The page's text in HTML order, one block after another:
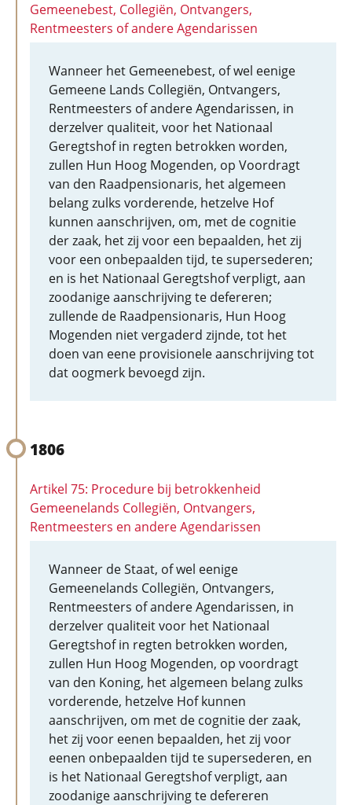
Gemeenebest, Collegiën, Ontvangers,
Rentmeesters of andere Agendarissen
Wanneer het Gemeenebest, of wel eenige
Gemeene Lands Collegiën, Ontvangers,
Rentmeesters of andere Agendarissen, in
derzelver qualiteit, voor het Nationaal
Geregtshof in regten betrokken worden,
zullen Hun Hoog Mogenden, op Voordragt
van den Raadpensionaris, het algemeen
belang zulks vorderende, hetzelve Hof
kunnen aanschrijven, om, met de cognitie
der zaak, het zij voor een bepaalden, het zij
voor een onbepaalden tijd, te supersederen;
en is het Nationaal Geregtshof verpligt, aan
zoodanige aanschrijving te defereren;
zullende de Raadpensionaris, Hun Hoog
Mogenden niet vergaderd zijnde, tot het
doen van eene provisionele aanschrijving tot
dat oogmerk bevoegd zijn.
1806
Artikel 75: Procedure bij betrokkenheid
Gemeenelands Collegiën, Ontvangers,
Rentmeesters en andere Agendarissen
Wanneer de Staat, of wel eenige
Gemeenelands Collegiën, Ontvangers,
Rentmeesters of andere Agendarissen, in
derzelver qualiteit voor het Nationaal
Geregtshof in regten betrokken worden,
zullen Hun Hoog Mogenden, op voordragt
van den Koning, het algemeen belang zulks
vorderende, hetzelve Hof kunnen
aanschrijven, om met de cognitie der zaak,
het zij voor eenen bepaalden, het zij voor
eenen onbepaalden tijd te supersederen, en
is het Nationaal Geregtshof verpligt, aan
zoodanige aanschrijving te defereren